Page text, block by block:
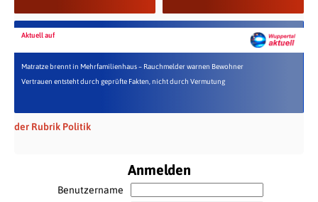
Aktuell auf
Matratze brennt in Mehrfamilienhaus – Rauchmelder warnen Bewohner
Vertrauen entsteht durch geprüfte Fakten, nicht durch Vermutung
der Rubrik Politik
Anmelden
Benutzername